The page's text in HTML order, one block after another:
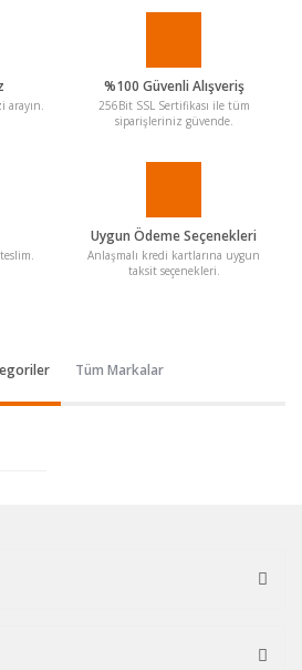
arayın.
%100 Güvenli Alışveriş
256Bit SSL Sertifikası ile tüm
siparişleriniz güvende.
Uygun Ödeme Seçenekleri
Anlaşmalı kredi kartlarına uygun
taksit seçenekleri.
Tüm Markalar